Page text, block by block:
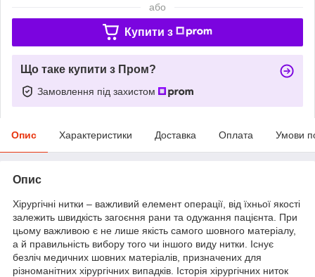
або
Купити з
Що таке купити з Пром?
Замовлення під захистом
Опис Характеристики Доставка Оплата Умови
Опис
Хірургічні нитки – важливий елемент операції, від їхньої якості
залежить швидкість загоєння рани та одужання пацієнта. При
цьому важливою є не лише якість самого шовного матеріалу,
а й правильність вибору того чи іншого виду нитки. Існує
безліч медичних шовних матеріалів, призначених для
різноманітних хірургічних випадків. Історія хірургічних ниток